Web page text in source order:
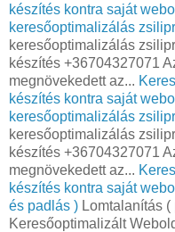
készítés kontra saját
keresőoptimalizálás
keresőoptimalizálás
készítés +36704327071
megnövekedett az...
készítés kontra saját
keresőoptimalizálás
keresőoptimalizálás
készítés +36704327071
megnövekedett az...
készítés kontra saját
és padlás ) Lomtalanítás
Keresőoptimalizált